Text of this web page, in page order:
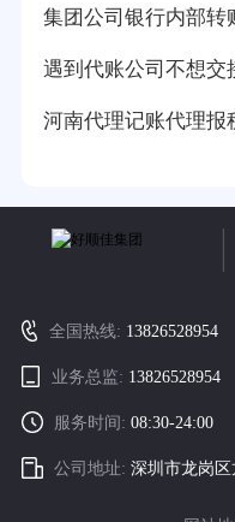
集团公司银行内部转
遇到代账公司不想交
河南代理记账代理报
全国热线: 13826528954
业务总监: 13826528954
服务时间:08:30-24:00
公司地址:深圳市龙岗